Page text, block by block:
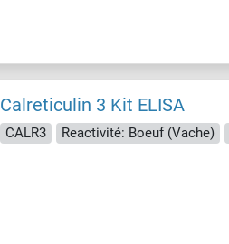
Calreticulin 3 Kit ELISA
CALR3 Reactivité: Boeuf (Vache)